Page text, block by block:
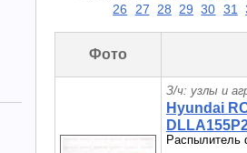
26 27 28 29 30 31
Фото
З/ч: узлы и
Hyundai
Распылитель